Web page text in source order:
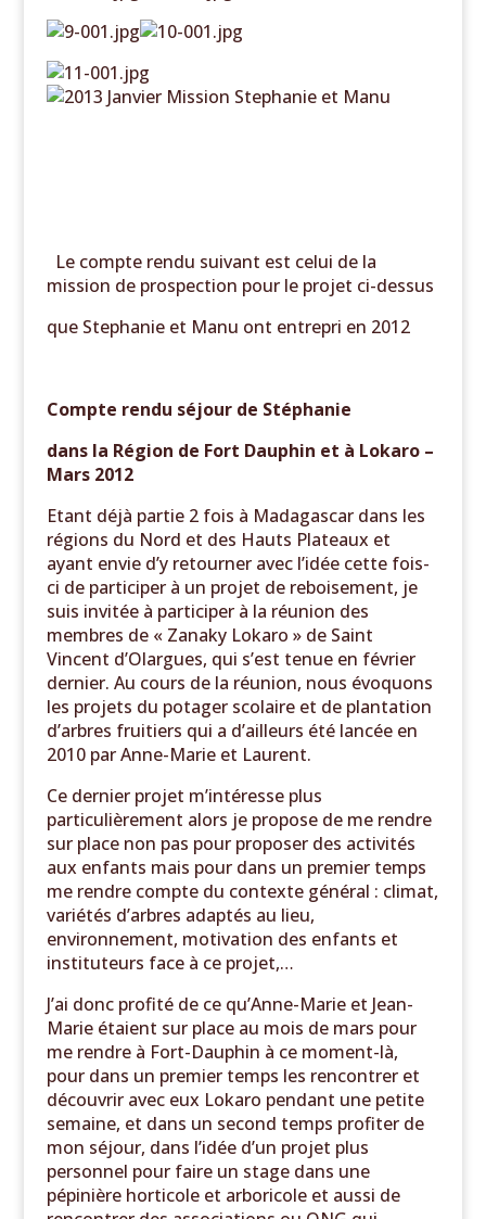
Le compte rendu suivant est celui de la
mission de prospection pour le projet ci-dessus
que Stephanie et Manu ont entrepri en 2012
Compte rendu séjour de Stéphanie
dans la Région de Fort Dauphin et à Lokaro –
Mars 2012
Etant déjà partie 2 fois à Madagascar dans les
régions du Nord et des Hauts Plateaux et
ayant envie d’y retourner avec l’idée cette fois-
ci de participer à un projet de reboisement, je
suis invitée à participer à la réunion des
membres de « Zanaky Lokaro » de Saint
Vincent d’Olargues, qui s’est tenue en février
dernier. Au cours de la réunion, nous évoquons
les projets du potager scolaire et de plantation
d’arbres fruitiers qui a d’ailleurs été lancée en
2010 par Anne-Marie et Laurent.
Ce dernier projet m’intéresse plus
particulièrement alors je propose de me rendre
sur place non pas pour proposer des activités
aux enfants mais pour dans un premier temps
me rendre compte du contexte général : climat,
variétés d’arbres adaptés au lieu,
environnement, motivation des enfants et
instituteurs face à ce projet,…
J’ai donc profité de ce qu’Anne-Marie et Jean-
Marie étaient sur place au mois de mars pour
me rendre à Fort-Dauphin à ce moment-là,
pour dans un premier temps les rencontrer et
découvrir avec eux Lokaro pendant une petite
semaine, et dans un second temps profiter de
mon séjour, dans l’idée d’un projet plus
personnel pour faire un stage dans une
pépinière horticole et arboricole et aussi de